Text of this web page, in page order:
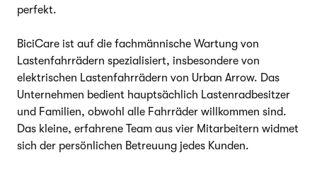
perfekt.
BiciCare ist auf die fachmännische Wartung von
Lastenfahrrädern spezialisiert, insbesondere von
elektrischen Lastenfahrrädern von Urban Arrow. Das
Unternehmen bedient hauptsächlich Lastenradbesitzer
und Familien, obwohl alle Fahrräder willkommen sind.
Das kleine, erfahrene Team aus vier Mitarbeitern widmet
sich der persönlichen Betreuung jedes Kunden.